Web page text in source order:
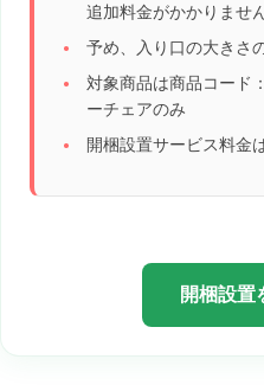
追加料金がかかりません
予め、入り口の大きさ
対象商品は商品コー
ーチェアのみ
開梱設置サービス料金
開梱設置